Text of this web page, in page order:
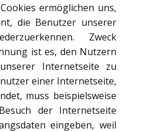
ermöglichen uns,
die Benutzer unserer
Zweck
ist es, den Nutzern
Internetseite zu
einer Internetseite,
muss beispielsweise
der Internetseite
eingeben, weil